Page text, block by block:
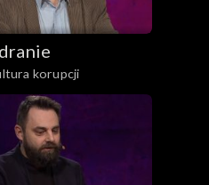
korupcji